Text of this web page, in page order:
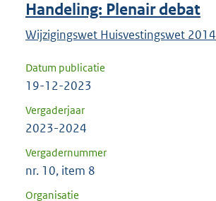
Handeling: Plenair debat
Wijzigingswet Huisvestingswet 2014
Datum publicatie
19-12-2023
Vergaderjaar
2023-2024
Vergadernummer
nr. 10, item 8
Organisatie